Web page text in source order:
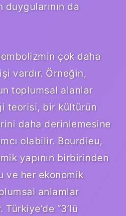
da
çok daha
vardır. Örneğin,
toplumsal alanlar
teorisi, bir kültürün
daha derinlemesine
olabilir. Bourdieu,
yapının birbirinden
ve her ekonomik
anlamlar
Türkiye’de “3’lü